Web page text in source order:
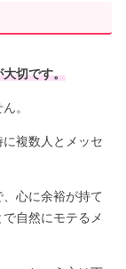
大切です。
。
複数人とメッセ
心に余裕が持て
自然にモテるメ